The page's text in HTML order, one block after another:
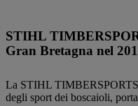
STIHL
Gran Bretagna nel
La STIHL
degli sport dei boscaioli,